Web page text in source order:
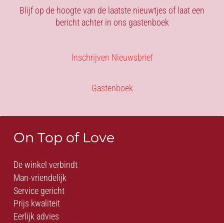
Blijf op de hoogte van de laatste nieuwtjes of laat een
bericht achter in ons gastenboek
Inschrijven Nieuwsbrief
Gastenboek
On Top of Love
De winkel verbindt
Man-vriendelijk
Service gericht
Prijs kwaliteit
Eerlijk advies